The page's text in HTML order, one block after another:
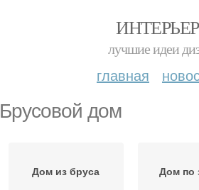
лучшие идеи
главная
Брусовой дом
Дом из бруса Дом по